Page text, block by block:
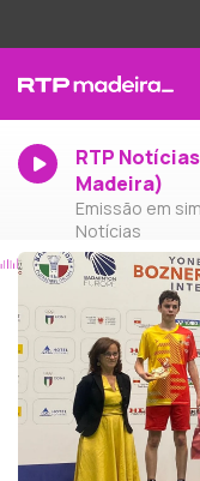
RTP
Madeira)
Emissão em
Notícias